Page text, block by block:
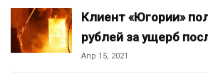
Клиент «Югории»
рублей за ущерб
Апр 15, 2021